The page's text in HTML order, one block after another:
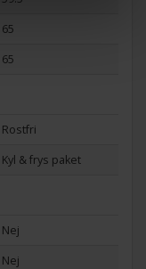
65
65
Rostfri
Kyl & frys paket
Nej
Nej